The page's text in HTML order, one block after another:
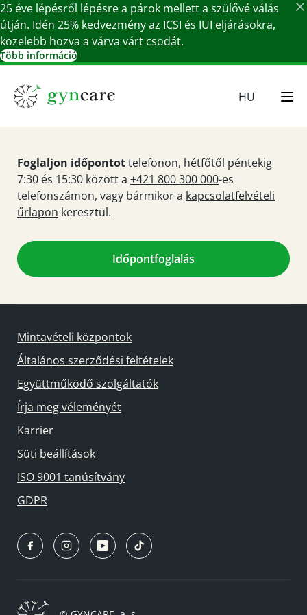
25 éve lépésről lépésre a párok mellett a szülővé válás
útján. Idén 25% kedvezmény az ICSI és IUI eljárásokra,
közelebb hozva a várva várt csodát.
Több információ
HU
SK
DE
Foglaljon időpontottelefonon, hétfőtől péntekig
7:30 és 15:30 között a +421 800 300 000-es
telefonszámon, vagy bármikor a kapcsolatfelvételi
űrlapon keresztül.
Időpontfoglalás
Mintavételi központok
Általános szerződési feltételek
Együttműködő szolgáltatók
Írja meg véleményét
Karrier
Süti beállítások
ISO 9001 tanúsítvány
GDPR